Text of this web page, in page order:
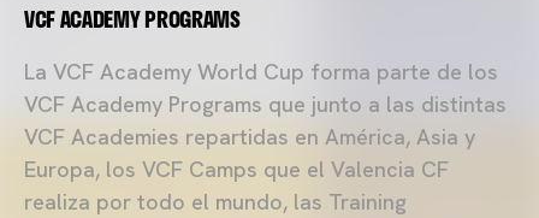
VCF ACADEMY PROGRAMS
La VCF Academy World Cup forma parte de los
VCF Academy Programs que junto a las distintas
VCF Academies repartidas en América, Asia y
Europa, los VCF Camps que el Valencia CF
realiza por todo el mundo, las Training